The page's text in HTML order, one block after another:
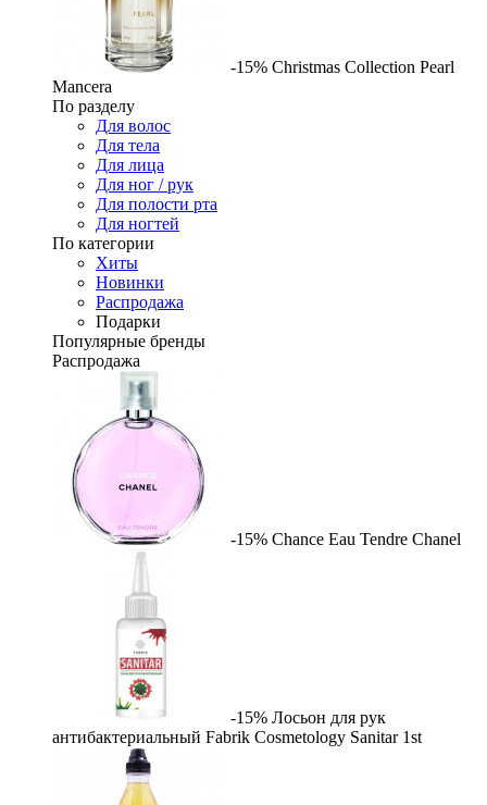
-15% Christmas Collection Pearl
Mancera
По разделу
Для волос
Для тела
Для лица
Для ног / рук
Для полости рта
Для ногтей
По категории
Хиты
Новинки
Распродажа
Подарки
Популярные бренды
Распродажа
-15% Chance Eau Tendre Chanel
-15% Лосьон для рук
антибактериальный Fabrik Cosmetology Sanitar 1st